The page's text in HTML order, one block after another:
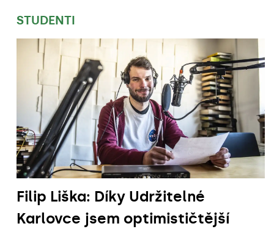
STUDENTI
Filip Liška: Díky Udržitelné
Karlovce jsem optimističtější